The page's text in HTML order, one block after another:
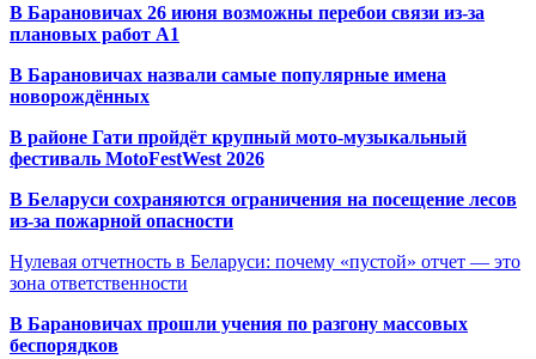
В Барановичах 26 июня возможны перебои связи из-за
плановых работ A1
В Барановичах назвали самые популярные имена
новорождённых
В районе Гати пройдёт крупный мото-музыкальный
фестиваль MotoFestWest 2026
В Беларуси сохраняются ограничения на посещение лесов
из-за пожарной опасности
Нулевая отчетность в Беларуси: почему «пустой» отчет — это
зона ответственности
В Барановичах прошли учения по разгону массовых
беспорядков